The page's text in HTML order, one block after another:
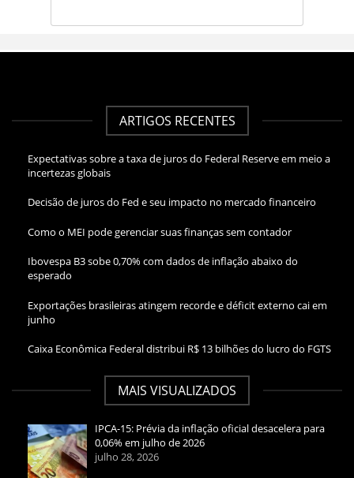
ARTIGOS RECENTES
Expectativas sobre a taxa de juros do Federal Reserve em meio a
incertezas globais
Decisão de juros do Fed e seu impacto no mercado financeiro
Como o MEI pode gerenciar suas finanças sem contador
Ibovespa B3 sobe 0,70% com dados de inflação abaixo do
esperado
Exportações brasileiras atingem recorde e déficit externo cai em
junho
Caixa Econômica Federal distribui R$ 13 bilhões do lucro do FGTS
MAIS VISUALIZADOS
IPCA-15: Prévia da inflação oficial desacelera para
0,06% em julho de 2026
julho 28, 2026